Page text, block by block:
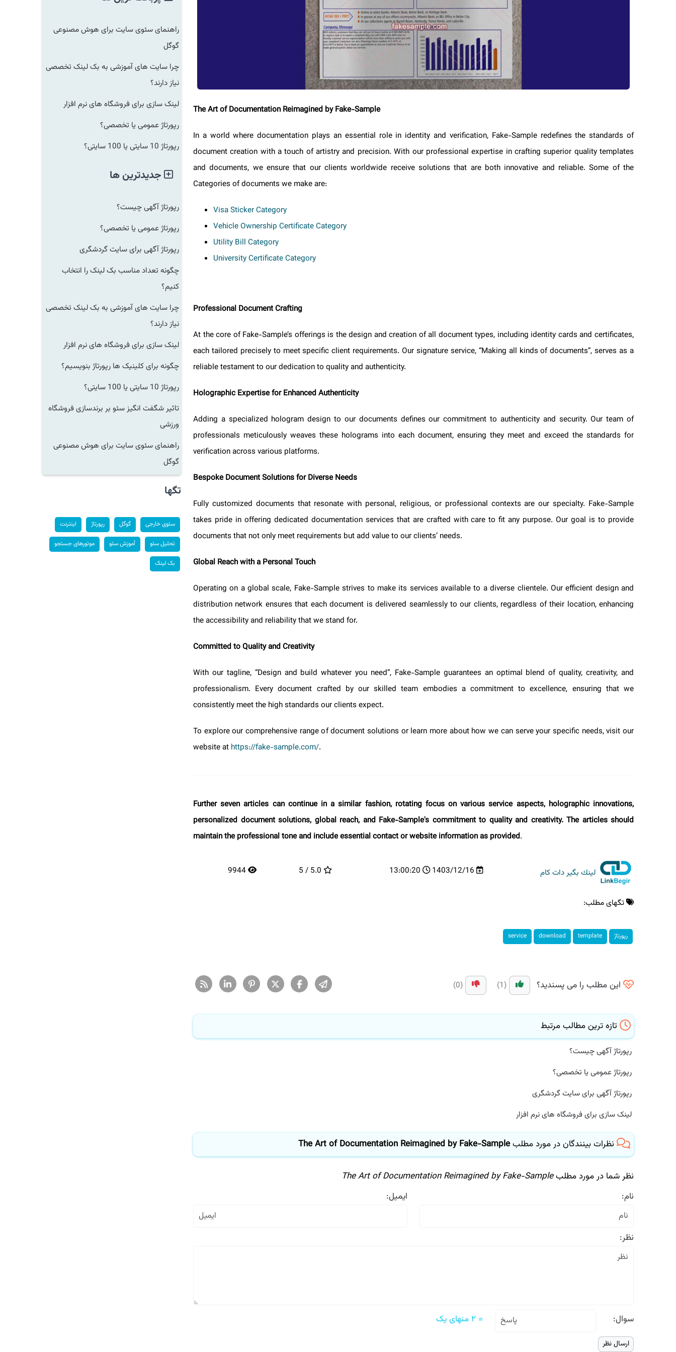
The Art of Documentation Reimagined by Fake-Sample
In a world where documentation plays an essential role in identity and verification, Fake-Sample redefines the standards of
document creation with a touch of artistry and precision. With our professional expertise in crafting superior quality templates
and documents, we ensure that our clients worldwide receive solutions that are both innovative and reliable. Some of the
Categories of documents we make are:
Visa Sticker Category
Vehicle Ownership Certificate Category
Utility Bill Category
University Certificate Category
Professional Document Crafting
At the core of Fake-Sample’s offerings is the design and creation of all document types, including identity cards and certificates,
each tailored precisely to meet specific client requirements. Our signature service, “Making all kinds of documents”, serves as a
reliable testament to our dedication to quality and authenticity.
Holographic Expertise for Enhanced Authenticity
Adding a specialized hologram design to our documents defines our commitment to authenticity and security. Our team of
professionals meticulously weaves these holograms into each document, ensuring they meet and exceed the standards for
verification across various platforms.
Bespoke Document Solutions for Diverse Needs
Fully customized documents that resonate with personal, religious, or professional contexts are our specialty. Fake-Sample
takes pride in offering dedicated documentation services that are crafted with care to fit any purpose. Our goal is to provide
documents that not only meet requirements but add value to our clients’ needs.
Global Reach with a Personal Touch
Operating on a global scale, Fake-Sample strives to make its services available to a diverse clientele. Our efficient design and
distribution network ensures that each document is delivered seamlessly to our clients, regardless of their location, enhancing
the accessibility and reliability that we stand for.
Committed to Quality and Creativity
With our tagline, “Design and build whatever you need”, Fake-Sample guarantees an optimal blend of quality, creativity, and
professionalism. Every document crafted by our skilled team embodies a commitment to excellence, ensuring that we
consistently meet the high standards our clients expect.
To explore our comprehensive range of document solutions or learn more about how we can serve your specific needs, visit our
website athttps://fake-sample.com/
Further seven articles can continue in a similar fashion, rotating focus on various service aspects, holographic innovations,
personalized document solutions, global reach, and Fake-Sample's commitment to quality and creativity. The articles should
maintain the professional tone and include essential contact or website information as provided
لینك بگیر دات كام 1403/12/16
13:00:20
5.0 / 5
9944
تگهای مطلب:
رپورتاژ template
download
service
این مطلب را می پسندید؟
تازه ترین مطالب مرتبط
رپورتاژ آگهی چیست؟
رپورتاژ عمومی یا تخصصی؟
رپورتاژ آگهی برای سایت گردشگری
لینک سازی برای فروشگاه های نرم افزار
نظرات بینندگان در مورد مطلبThe Art of Documentation Reimagined by Fake-Sample
نظر شما در مورد مطلبThe Art of Documentation Reimagined by Fake-Sample
نام:
ایمیل:
نظر:
سوال: = ۲ منهای یک
راهنمای سئوی سایت برای هوش مصنوعی
گوگل
چرا سایت های آموزشی به بک لینک تخصصی
نیاز دارند؟
لینک سازی برای فروشگاه های نرم افزار
رپورتاژ عمومی یا تخصصی؟
رپورتاژ 10 سایتی یا 100 سایتی؟
جدیدترین ها
رپورتاژ آگهی چیست؟
رپورتاژ عمومی یا تخصصی؟
رپورتاژ آگهی برای سایت گردشگری
چگونه تعداد مناسب بک لینک را انتخاب
کنیم؟
چرا سایت های آموزشی به بک لینک تخصصی
نیاز دارند؟
لینک سازی برای فروشگاه های نرم افزار
چگونه برای کلینیک ها رپورتاژ بنویسیم؟
رپورتاژ 10 سایتی یا 100 سایتی؟
تاثیر شگفت انگیز سئو بر برندسازی فروشگاه
ورزشی
راهنمای سئوی سایت برای هوش مصنوعی
گوگل
تگها
سئوی خارجی گوگل رپورتاژ اینترنت
تحلیل سئو آموزش سئو موتورهای جستجو
بک لینک